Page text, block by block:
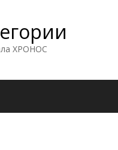
ХРОНОС